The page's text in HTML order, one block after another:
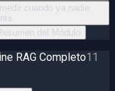
cuando ya nadie
del Módulo
RAG Completo11